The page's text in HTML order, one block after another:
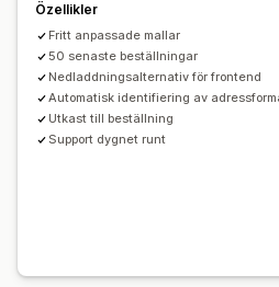
Toplu indirme
PDF oluşturma
Yazdırıp dışa
Ardışık numaralandırma
Özellikler
Fritt anpassade mallar
50 senaste beställningar
Nedladdningsalternativ för frontend
Automatisk identifiering av
Utkast till beställning
Support dygnet runt